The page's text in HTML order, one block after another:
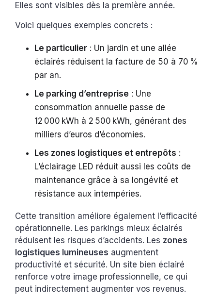
Elles sont visibles dès la première année.
Voici quelques exemples concrets :
Le particulier : Un jardin et une allée
éclairés réduisent la facture de 50 à 70 %
par an.
Le parking d’entreprise : Une
consommation annuelle passe de
12 000 kWh à 2 500 kWh, générant des
milliers d’euros d’économies.
Les zones logistiques et entrepôts :
L’éclairage LED réduit aussi les coûts de
maintenance grâce à sa longévité et
résistance aux intempéries.
Cette transition améliore également l’efficacité
opérationnelle. Les parkings mieux éclairés
réduisent les risques d’accidents. Les zones
logistiques lumineuses augmentent
productivité et sécurité. Un site bien éclairé
renforce votre image professionnelle, ce qui
peut indirectement augmenter vos revenus.